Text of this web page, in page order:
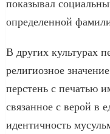
показывал
определенной
В других культурах
религиозное
перстень с печатью
связанное с верой в
идентичность